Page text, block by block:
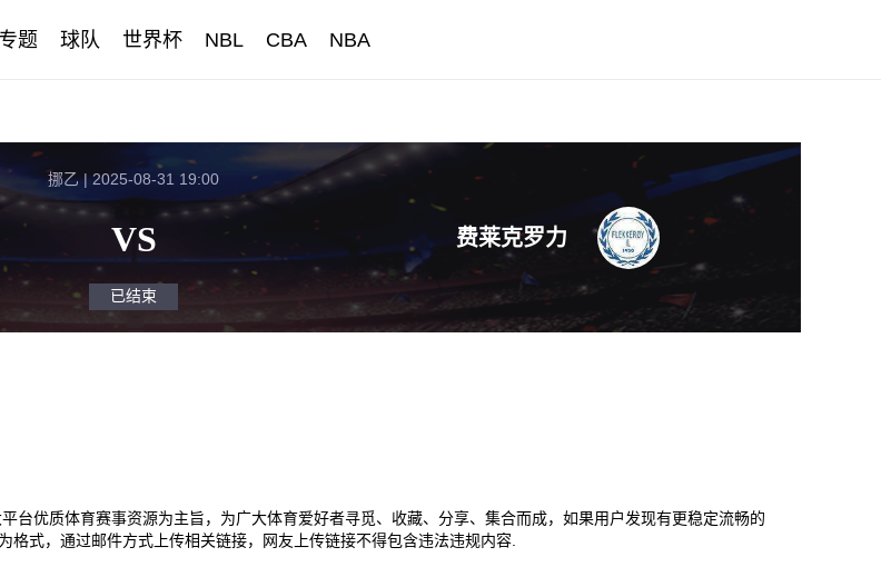
专题 球队 世界杯 NBL CBA NBA
挪乙 | 2025-08-31 19:00
VS
已结束
费莱克罗力
台优质体育赛事资源为主旨，为广大体育爱好者寻觅、收藏、分享、集合而成，如果用户发现有更稳定流畅的
式，通过邮件方式上传相关链接，网友上传链接不得包含违法违规内容.